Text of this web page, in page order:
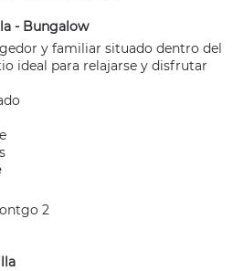
- Bungalow
y familiar situado dentro del
ideal para relajarse y disfrutar